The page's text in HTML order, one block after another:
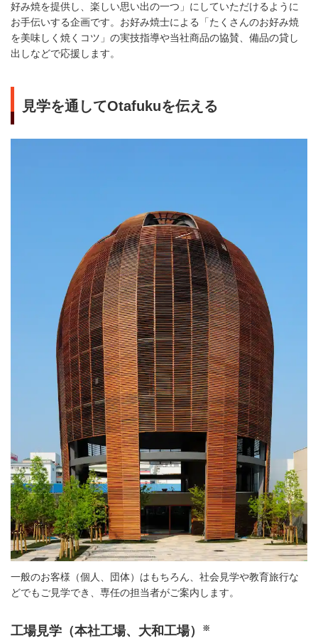
好み焼を提供し、楽しい思い出の一つ」にしていただけるように
お手伝いする企画です。お好み焼士による「たくさんのお好み焼
を美味しく焼くコツ」の実技指導や当社商品の協賛、備品の貸し
出しなどで応援します。
見学を通してOtafukuを伝える
一般のお客様（個人、団体）はもちろん、社会見学や教育旅行な
どでもご見学でき、専任の担当者がご案内します。
工場見学（本社工場、大和工場） ※